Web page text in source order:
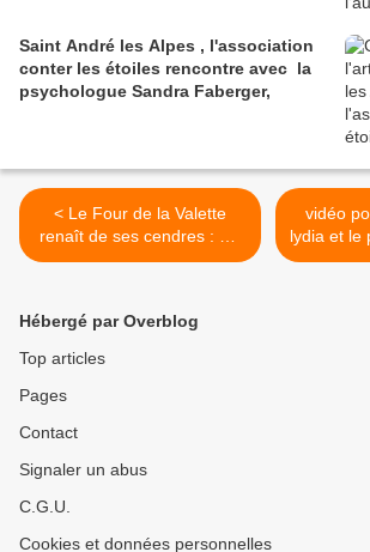
Saint André les Alpes , l'association
conter les étoiles rencontre avec la
psychologue Sandra Faberger,
< Le Four de la Valette
renaît de ses cendres : Un
patrimoine sauvé par
vidéo
lydia et le
Hébergé par Overblog
Top articles
Pages
Contact
Signaler un abus
C.G.U.
Cookies et données personnelles